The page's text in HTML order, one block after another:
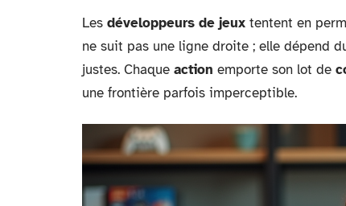
Les développeurs de jeux tentent en
ne suit pas une ligne droite ; elle dépend
justes. Chaque action emporte son lot de
une frontière parfois imperceptible.